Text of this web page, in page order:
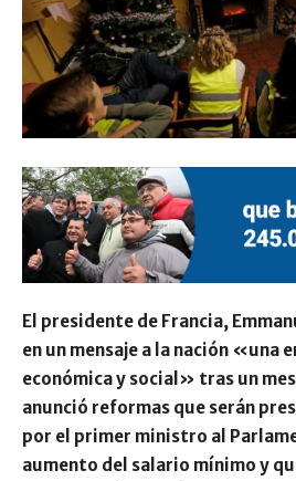
El presidente de Francia,
en un mensaje a la nación «una
económica y social» tras un
anunció reformas que serán
por el primer ministro al
aumento del salario mínimo y